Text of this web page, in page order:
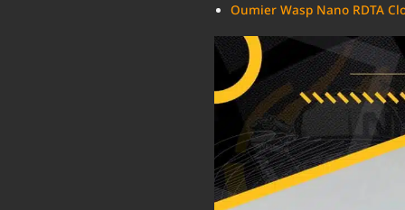
Oumier Wasp Nano RDTA